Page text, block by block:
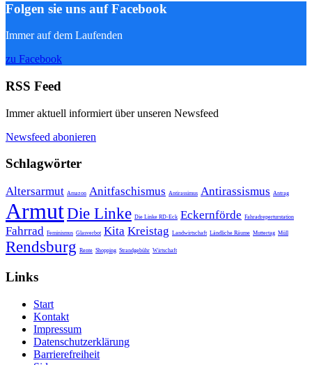
Folgen sie uns auf Facebook
Immer auf dem Laufenden
zu Facebook
RSS Feed
Immer aktuell informiert über unseren Newsfeed
Newsfeed abonieren
Schlagwörter
Altersarmut Amazon Anitfaschismus Antirassimus Antirassismus Antrag
ArmutDie Linke Die Linke RD-Eck Eckernförde Fahradreperturstation
Fahrrad Feminismus Glasverbot Kita Kreistag Landwirtschaft Ländliche Räume Muttertag Müll
Rendsburg Rente Shopping Strandgebühr Wirtschaft
Links
Start
Kontakt
Impressum
Datenschutzerklärung
Barrierefreiheit